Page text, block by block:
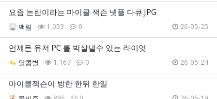
요즘 논란이라는 마이클 잭슨 넷플 다큐.JPG
백림 1,053 0 26-05-25
언제든 유저 PC 를 박살낼수 있는 라이엇
달콤별 1,167 0 26-05-24
마이클잭슨이 방한 한뒤 한일